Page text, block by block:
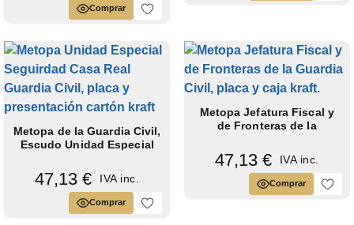
Comprar
Metopa de la Guardia Civil,
Escudo Unidad Especial
47,13 € IVA inc.
Comprar
Metopa Jefatura Fiscal y
de Fronteras de la
47,13 € IVA inc.
Comprar